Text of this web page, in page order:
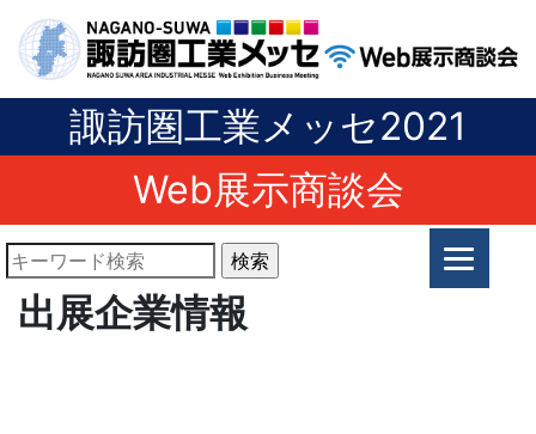
諏訪圏工業メッセ2021
Web展示商談会
出展企業情報